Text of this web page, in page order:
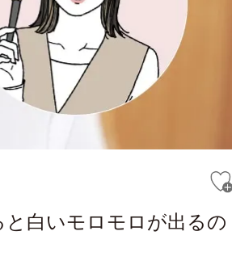
白いモロモロが出るの